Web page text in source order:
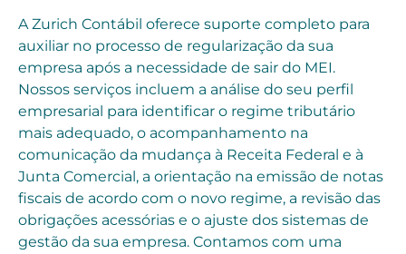
A Zurich Contábil oferece suporte completo para
auxiliar no processo de regularização da sua
empresa após a necessidade de sair do MEI.
Nossos serviços incluem a análise do seu perfil
empresarial para identificar o regime tributário
mais adequado, o acompanhamento na
comunicação da mudança à Receita Federal e à
Junta Comercial, a orientação na emissão de notas
fiscais de acordo com o novo regime, a revisão das
obrigações acessórias e o ajuste dos sistemas de
gestão da sua empresa. Contamos com uma